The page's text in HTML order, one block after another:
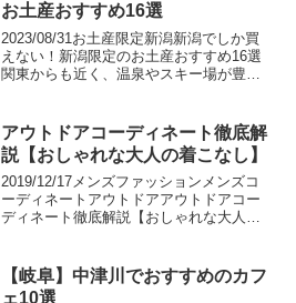
お土産おすすめ16選
2023/08/31お土産限定新潟新潟でしか買
えない！新潟限定のお土産おすすめ16選
関東からも近く、温泉やスキー場が豊富
い方も少なくはないはずです。そんな方
におすすめし...
アウトドアコーディネート徹底解
説【おしゃれな大人の着こなし】
2019/12/17メンズファッションメンズコ
ーディネートアウトドアアウトドアコー
ディネート徹底解説【おしゃれな大人の
を紹介します。近年のスポーツMIXブー
ムと共に人気...
【岐阜】中津川でおすすめのカフ
ェ10選